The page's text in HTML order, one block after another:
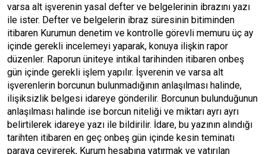
varsa alt işverenin yasal defter ve belgelerinin ibrazını yazı
ile ister. Defter ve belgelerin ibraz süresinin bitiminden
itibaren Kurumun denetim ve kontrolle görevli memuru üç ay
içinde gerekli incelemeyi yaparak, konuya ilişkin rapor
düzenler. Raporun üniteye intikal tarihinden itibaren onbeş
gün içinde gerekli işlem yapılır. İşverenin ve varsa alt
işverenlerin borcunun bulunmadığının anlaşılması halinde,
ilişiksizlik belgesi idareye gönderilir. Borcunun bulunduğunun
anlaşılması halinde ise borcun niteliği ve miktarı ayrı ayrı
belirtilerek idareye yazı ile bildirilir. İdare, bu yazının alındığı
tarihten itibaren en geç onbeş gün içinde kesin teminatı
paraya çevirerek, Kurum hesabına yatırmak ve yatırılan